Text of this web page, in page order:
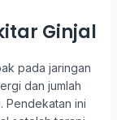
Ginjal
pada jaringan
dan jumlah
Pendekatan ini